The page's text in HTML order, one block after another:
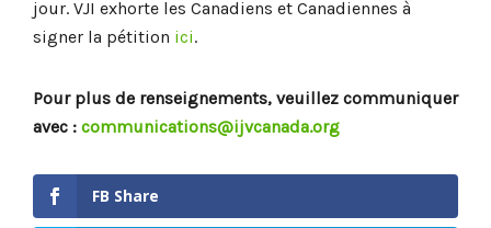
jour. VJI exhorte les Canadiens et Canadiennes à
signer la pétition ici.
Pour plus de renseignements, veuillez communiquer
avec : communications@ijvcanada.org
FB Share